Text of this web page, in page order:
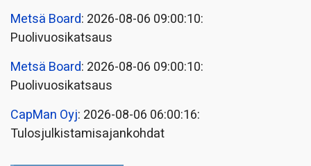
Metsä Board: 2026-08-06 09:00:10:
Puolivuosikatsaus
Metsä Board: 2026-08-06 09:00:10:
Puolivuosikatsaus
CapMan Oyj: 2026-08-06 06:00:16:
Tulosjulkistamisajankohdat